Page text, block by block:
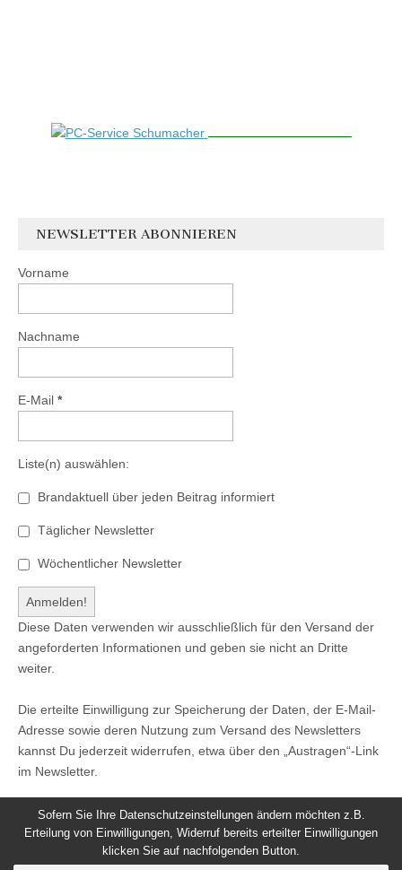
NEWSLETTER ABONNIEREN
Vorname
Nachname
E-Mail *
Liste(n) auswählen:
Brandaktuell über jeden Beitrag informiert
Täglicher Newsletter
Wöchentlicher Newsletter
Diese Daten verwenden wir ausschließlich für den Versand der
angeforderten Informationen und geben sie nicht an Dritte
weiter.
Die erteilte Einwilligung zur Speicherung der Daten, der E-Mail-
Adresse sowie deren Nutzung zum Versand des Newsletters
kannst Du jederzeit widerrufen, etwa über den „Austragen“-Link
im Newsletter.
Sofern Sie Ihre Datenschutzeinstellungen ändern möchten z.B.
Erteilung von Einwilligungen, Widerruf bereits erteilter Einwilligungen
klicken Sie auf nachfolgenden Button.